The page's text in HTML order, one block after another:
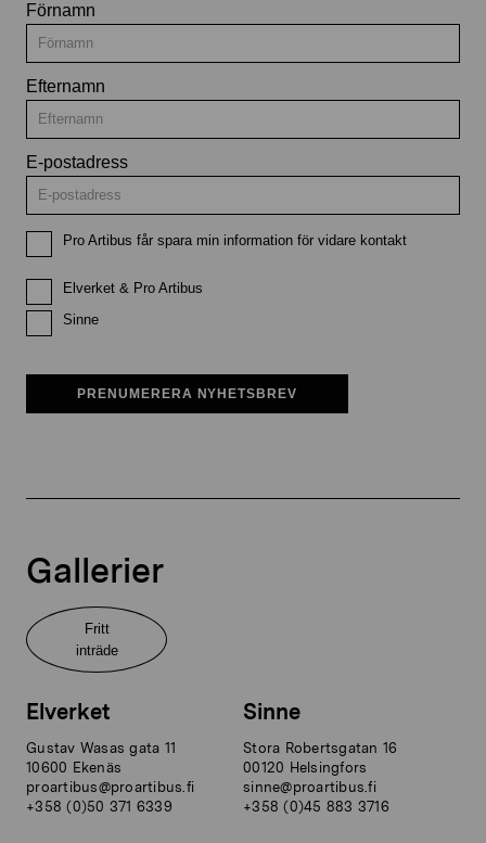
Förnamn
Efternamn
E-postadress
Pro Artibus får spara min information för vidare kontakt
Elverket & Pro Artibus
Sinne
PRENUMERERA NYHETSBREV
Gallerier
Fritt
inträde
Elverket
Gustav Wasas gata 11
10600 Ekenäs
proartibus@proartibus.fi
+358 (0)50 371 6339
Sinne
Stora Robertsgatan 16
00120 Helsingfors
sinne@proartibus.fi
+358 (0)45 883 3716